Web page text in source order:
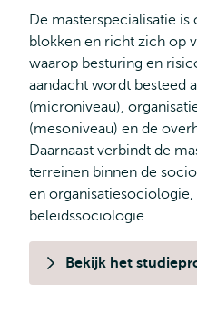
De masterspecialisatie
blokken en richt zich op
waarop besturing en
aandacht wordt besteed
(microniveau),
(mesoniveau) en de
Daarnaast verbindt de
terreinen binnen de
en
beleidssociologie.
Bekijk het